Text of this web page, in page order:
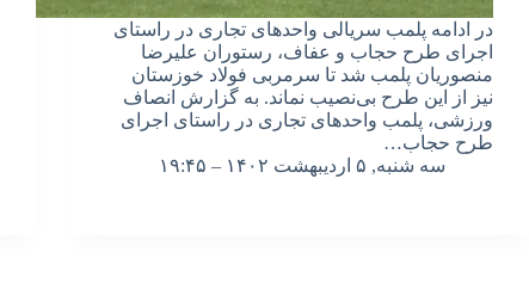
در ادامه پلمب سریالی واحدهای تجاری در راستای
اجرای طرح حجاب و عفاف، رستوران علیرضا
منصوریان پلمب شد تا سرمربی فولاد خوزستان
نیز از این طرح بی‌نصیب نماند. به گزارش انصاف
ورزشی، پلمب واحدهای تجاری در راستای اجرای
طرح حجاب…
سه شنبه, ۵ اردیبهشت ۱۴۰۲ – ۱۹:۴۵